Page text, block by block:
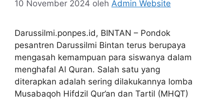
10 November 2024 oleh Admin Website
Darussilmi.ponpes.id, BINTAN – Pondok
pesantren Darussilmi Bintan terus berupaya
mengasah kemampuan para siswanya dalam
menghafal Al Quran. Salah satu yang
diterapkan adalah sering dilakukannya lomba
Musabaqoh Hifdzil Qur’an dan Tartil (MHQT)